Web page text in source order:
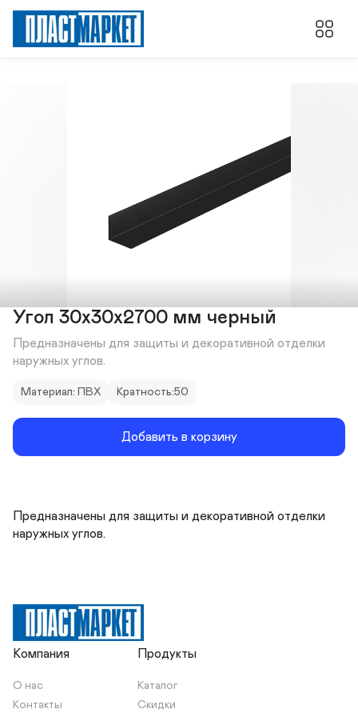
Угол 30х30х2700 мм черный
Предназначены для защиты и декоративной отделки
наружных углов.
Материал: ПВХ Кратность:50
Добавить в корзину
Предназначены для защиты и декоративной отделки
наружных углов.
Компания
О нас
Контакты
Продукты
Каталог
Скидки